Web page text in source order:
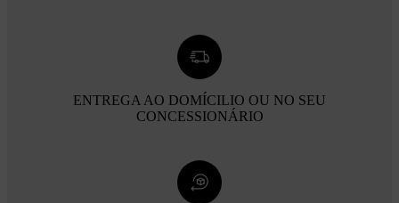
ENTREGA AO DOMÍCILIO OU NO SEU
CONCESSIONÁRIO